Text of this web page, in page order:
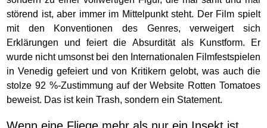
störend ist, aber immer im Mittelpunkt steht. Der Film spielt
mit den Konventionen des Genres, verweigert sich
Erklärungen und feiert die Absurdität als Kunstform. Er
wurde nicht umsonst bei den Internationalen Filmfestspielen
in Venedig gefeiert und von Kritikern gelobt, was auch die
stolze 92 %-Zustimmung auf der Website Rotten Tomatoes
beweist. Das ist kein Trash, sondern ein Statement.